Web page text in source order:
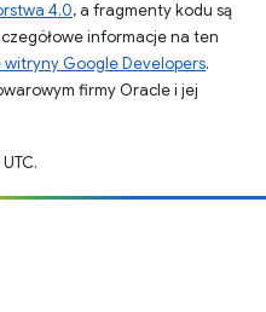
4.0, a fragmenty kodu są
informacje na ten
Google Developers.
firmy Oracle i jej